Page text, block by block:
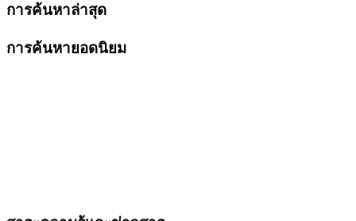
การค้นหาล่าสุด
การค้นหายอดนิยม